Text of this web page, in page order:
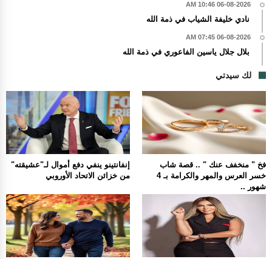
06-08-2026 10:46 AM
نادي خليفة الشياب في ذمة الله
06-08-2026 07:45 AM
بلال جلال ياسين الفاعوري في ذمة الله
لك سيدتي
إنفانتينو ينفي دفع أموال لـ"عشيقته"
من خزائن الاتحاد الأوروبي
فخ " منخفف عنك " .. قصة شاب
خسر العرس والمهر والكرامة بـ 4
شهور ..